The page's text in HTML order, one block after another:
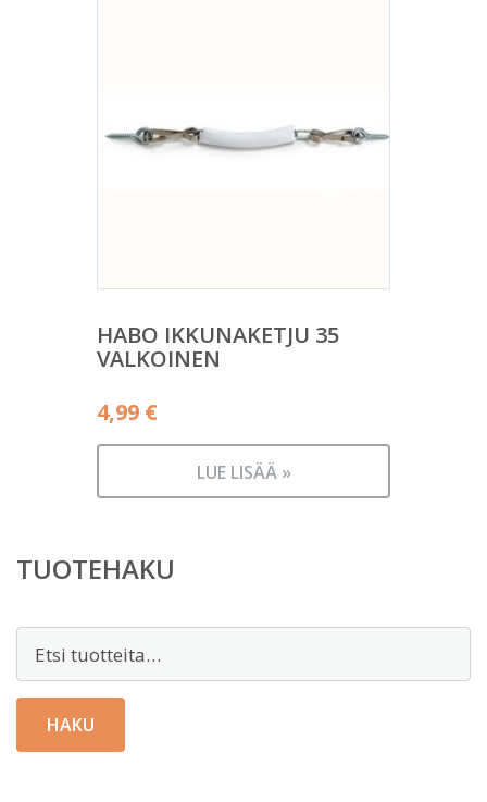
HABO IKKUNAKETJU 35
VALKOINEN
4,99 €
LUE LISÄÄ »
TUOTEHAKU
HAKU